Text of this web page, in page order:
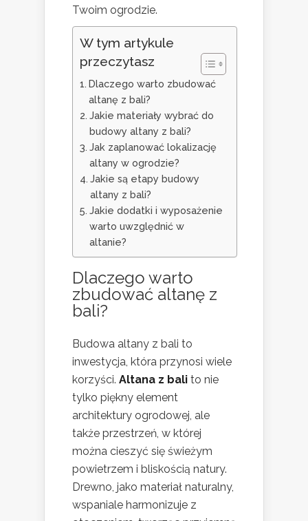
Twoim ogrodzie.
W tym artykule
przeczytasz
Dlaczego warto zbudować
altanę z bali?
Jakie materiały wybrać do
budowy altany z bali?
Jak zaplanować lokalizację
altany w ogrodzie?
Jakie są etapy budowy
altany z bali?
Jakie dodatki i wyposażenie
warto uwzględnić w
altanie?
Dlaczego warto
zbudować altanę z
bali?
Budowa altany z bali to
inwestycja, która przynosi wiele
korzyści. Altana z bali to nie
tylko piękny element
architektury ogrodowej, ale
także przestrzeń, w której
można cieszyć się świeżym
powietrzem i bliskością natury.
Drewno, jako materiał naturalny,
wspaniale harmonizuje z